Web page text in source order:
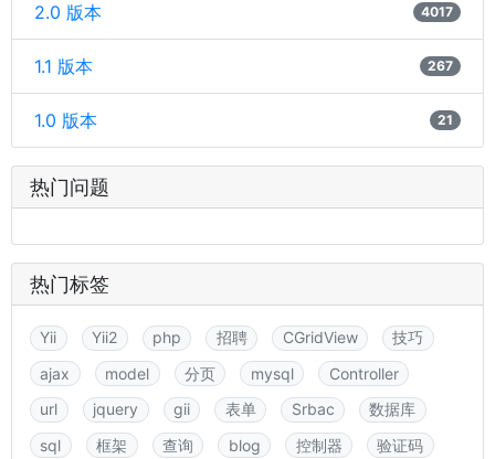
2.0 版本 4017
1.1 版本 267
1.0 版本 21
热门问题
热门标签
Yii Yii2 php 招聘 CGridView
技巧
ajax
model 分页 mysql
Controller
url
jquery gii 表单 Srbac
数据库
sql
框架 查询 blog 控制器
验证码